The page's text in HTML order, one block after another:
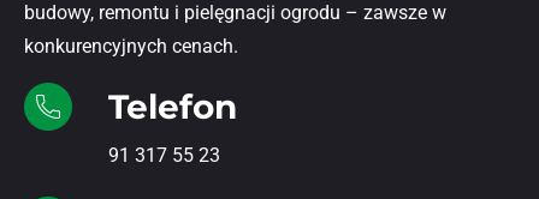
budowy, remontu i pielęgnacji ogrodu – zawsze w
konkurencyjnych cenach.
Telefon
91 317 55 23